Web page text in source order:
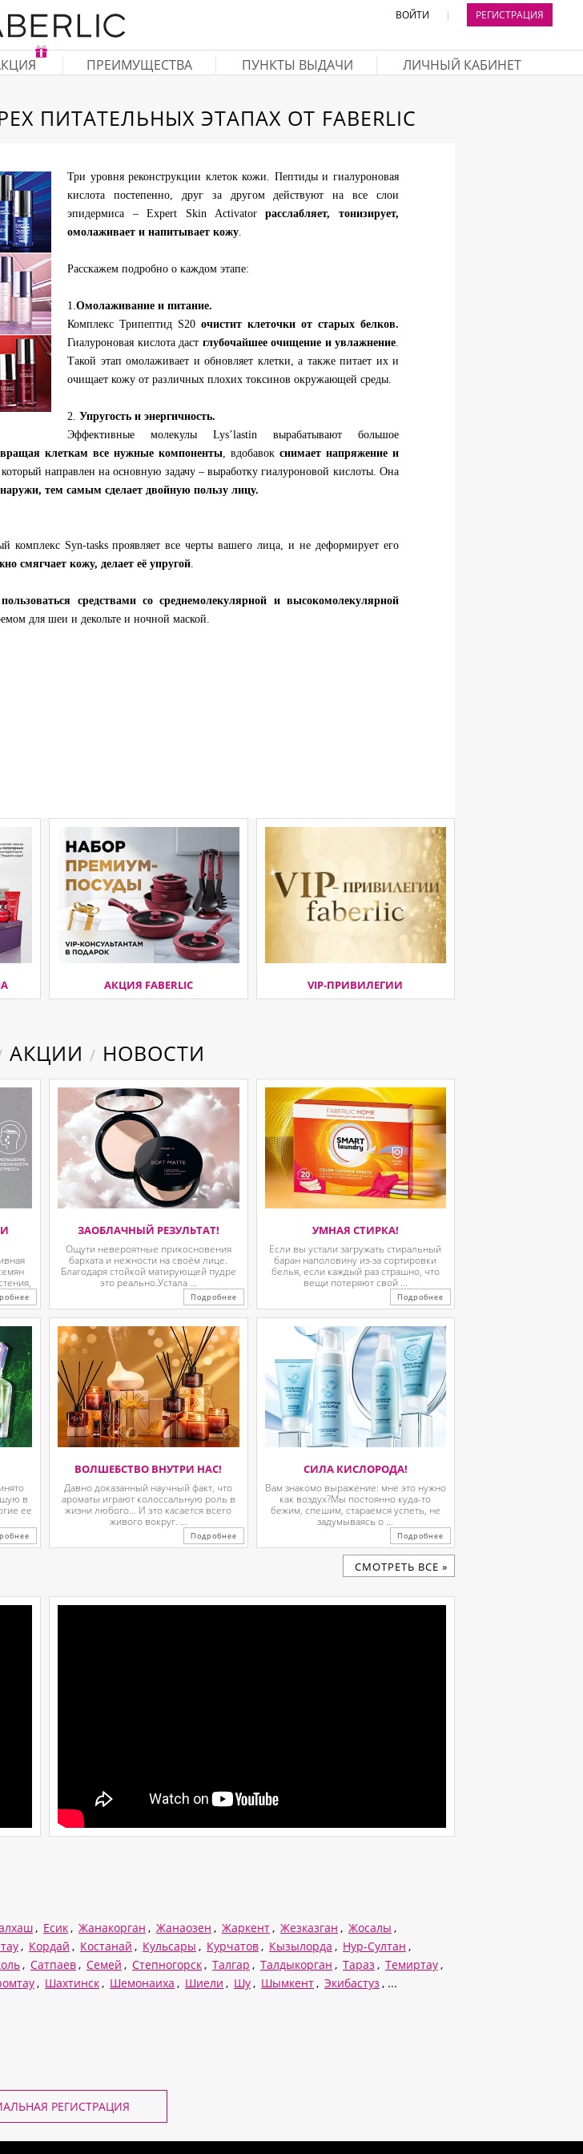
ВОЙТИ | РЕГИСТРАЦИЯ
ПРЕИМУЩЕСТВА ПУНКТЫ ВЫДАЧИ ЛИЧНЫЙ КАБИНЕТ
ПИТАТЕЛЬНЫХ ЭТАПАХ ОТ FABERLIC
Три уровня реконструкции клеток кожи. Пептиды и гиалуроновая
кислота постепенно, друг за другом действуют на все слои
эпидермиса – Expert Skin Activatorрасслабляет, тонизирует,
омолаживает и напитывает кожу.
Расскажем подробно о каждом этапе:
1.Омолаживание и питание.
Комплекс Трипептид S20 очистит клеточки от старых белков.
Гиалуроновая кислота даст глубочайшее очищение и увлажнение.
Такой этап омолаживает и обновляет клетки, а также питает их и
очищает кожу от различных плохих токсинов окружающей среды.
2. Упругость и энергичность.
Эффективные молекулы Lys’lastin вырабатывают большое
клеткам все нужные компоненты, вдобавок снимает напряжение и
направлен на основную задачу – выработку гиалуроновой кислоты. Она
тем самым сделает двойную пользу лицу.
комплекс Syn-tasks проявляет все черты вашего лица, и не деформирует его
смягчает кожу, делает её упругой.
пользоваться средствами со среднемолекулярной и высокомолекулярной
для шеи и декольте и ночной маской.
АКЦИЯ FABERLIC VIP-ПРИВИЛЕГИИ
АКЦИИ / НОВОСТИ
ЗАОБЛАЧНЫЙ РЕЗУЛЬТАТ!
Ощути невероятные прикосновения
бархата и нежности на своём лице.
Благодаря стойкой матирующей пудре
это реально.Устала ...
Подробнее
УМНАЯ СТИРКА!
Если вы устали загружать стиральный
баран наполовину из-за сортировки
белья, если каждый раз страшно, что
вещи потеряют свой ...
Подробнее
в
ее
ВОЛШЕБСТВО ВНУТРИ НАС!
Давно доказанный научный факт, что
ароматы играют колоссальную роль в
жизни любого… И это касается всего
живого вокруг. ...
Подробнее
СИЛА КИСЛОРОДА!
Вам знакомо выражение: мне это нужно
как воздух?Мы постоянно куда-то
бежим, спешим, стараемся успеть, не
задумываясь о ...
Подробнее
CМОТРЕТЬ ВСЕ »
, Есик, Жанакорган , Жанаозен , Жаркент, Жезказган , Жосалы ,
, Кордай , Костанай , Кульсары , Курчатов, Кызылорда , Нур-Султан ,
, Сатпаев, Семей , Степногорск, Талгар , Талдыкорган , Тараз , Темиртау,
, Шахтинск, Шемонаиха , Шиели , Шу, Шымкент, Экибастуз , ...
РЕГИСТРАЦИЯ